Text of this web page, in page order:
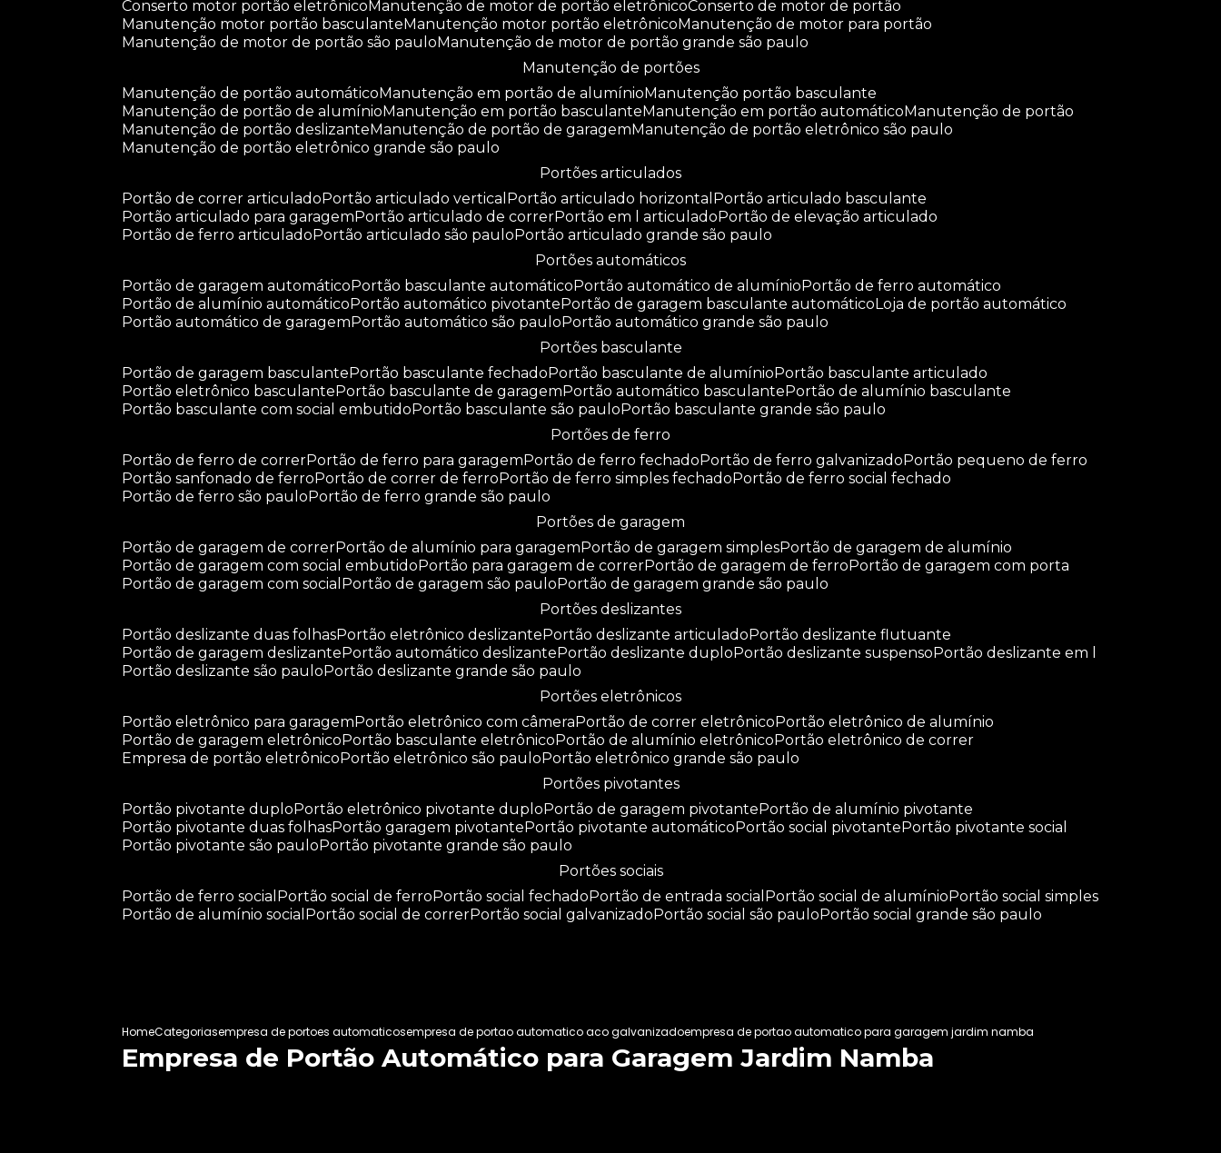
conserto motor portão eletrônico
manutenção de motor de portão eletrônico conserto de motor de portão
manutenção motor portão basculante
manutenção motor portão eletrônico
manutenção de motor para portão
manutenção de motor de portão são paulo
manutenção de motor de portão grande são paulo
manutenção de portões
manutenção de portão automático
manutenção em portão de alumínio
manutenção portão basculante
manutenção de portão de alumínio
manutenção em portão basculante manutenção em portão automático
manutenção de portão
manutenção de portão deslizante
manutenção de portão de garagem
manutenção de portão eletrônico são paulo
manutenção de portão eletrônico grande são paulo
portões articulados
portão de correr articulado
portão articulado vertical portão articulado horizontal
portão articulado basculante
portão articulado para garagem
portão articulado de correr portão em l articulado
portão de elevação articulado
portão de ferro articulado
portão articulado são paulo
portão articulado grande são paulo
portões automáticos
portão de garagem automático
portão basculante automático portão automático de alumínio
portão de ferro automático
portão de alumínio automático
portão automático pivotante portão de garagem basculante automático loja de portão automático
portão automático de garagem
portão automático são paulo
portão automático grande são paulo
portões basculante
portão de garagem basculante
portão basculante fechado portão basculante de alumínio
portão basculante articulado
portão eletrônico basculante
portão basculante de garagem portão automático basculante
portão de alumínio basculante
portão basculante com social embutido
portão basculante são paulo
portão basculante grande são paulo
portões de ferro
portão de ferro de correr
portão de ferro para garagem portão de ferro fechado portão de ferro galvanizado
portão pequeno de ferro
portão sanfonado de ferro
portão de correr de ferro portão de ferro simples fechado
portão de ferro social fechado
portão de ferro são paulo
portão de ferro grande são paulo
portões de garagem
portão de garagem de correr
portão de alumínio para garagem portão de garagem simples
portão de garagem de alumínio
portão de garagem com social embutido
portão para garagem de correr portão de garagem de ferro
portão de garagem com porta
portão de garagem com social
portão de garagem são paulo
portão de garagem grande são paulo
portões deslizantes
portão deslizante duas folhas
portão eletrônico deslizante portão deslizante articulado
portão deslizante flutuante
portão de garagem deslizante
portão automático deslizante portão deslizante duplo portão deslizante suspenso
portão deslizante em l
portão deslizante são paulo
portão deslizante grande são paulo
portões eletrônicos
portão eletrônico para garagem
portão eletrônico com câmera portão de correr eletrônico
portão eletrônico de alumínio
portão de garagem eletrônico
portão basculante eletrônico portão de alumínio eletrônico
portão eletrônico de correr
empresa de portão eletrônico
portão eletrônico são paulo
portão eletrônico grande são paulo
portões pivotantes
portão pivotante duplo
portão eletrônico pivotante duplo portão de garagem pivotante
portão de alumínio pivotante
portão pivotante duas folhas
portão garagem pivotante portão pivotante automático portão social pivotante
portão pivotante social
portão pivotante são paulo
portão pivotante grande são paulo
portões sociais
portão de ferro social
portão social de ferro portão social fechado portão de entrada social portão social de alumínio
portão social simples
portão de alumínio social
portão social de correr portão social galvanizado portão social são paulo portão social grande são paulo
HomeCategoriasempresa de portoes automaticosempresa de portao automatico aco galvanizadoempresa de portao automatico para garagem jardim namba
Empresa de Portão Automático para Garagem Jardim Namba